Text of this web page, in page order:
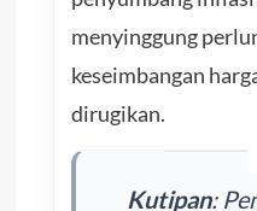
menyinggung
keseimbangan
dirugikan.
Kutipan: